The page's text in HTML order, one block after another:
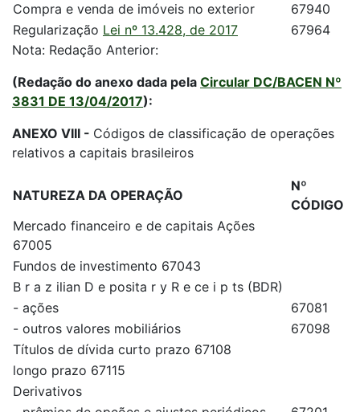
Compra e venda de imóveis no exterior
67940
Regularização Lei nº 13.428, de 2017
67964
Nota: Redação Anterior:
(Redação do anexo dada pela Circular DC/BACEN Nº
3831 DE 13/04/2017):
ANEXO VIII - Códigos de classificação de operações
relativos a capitais brasileiros
NATUREZA DA OPERAÇÃO
Nº
CÓDIGO
Mercado financeiro e de capitais Ações
67005
Fundos de investimento 67043
B r a z ilian D e posita r y R e ce i p ts (BDR)
- ações
67081
- outros valores mobiliários
67098
Títulos de dívida curto prazo 67108
longo prazo 67115
Derivativos